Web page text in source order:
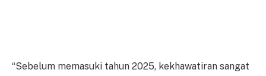
“Sebelum memasuki tahun 2025, kekhawatiran sangat